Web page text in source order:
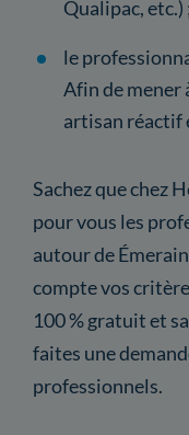
Qualipac, etc.)
le
Afin de mener
artisan réactif
Sachez que chez
pour vous les
autour de
compte vos
100 % gratuit et
faites une
professionnels.